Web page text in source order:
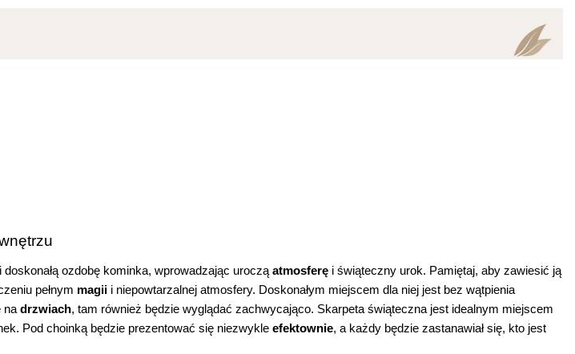
ozdobę kominka, wprowadzając uroczą atmosferę i świąteczny urok. Pamiętaj, aby zawiesić ją
pełnym magii i niepowtarzalnej atmosfery. Doskonałym miejscem dla niej jest bez wątpienia
na drzwiach, tam również będzie wyglądać zachwycająco. Skarpeta świąteczna jest idealnym miejscem
Pod choinką będzie prezentować się niezwykle efektownie, a każdy będzie zastanawiał się, kto jest